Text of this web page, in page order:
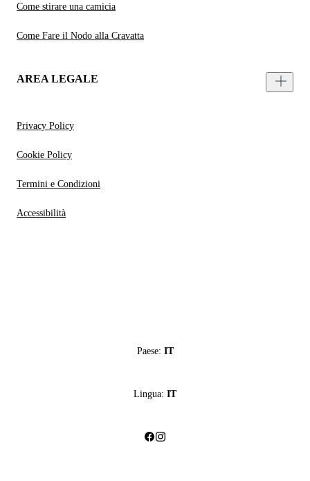
Come stirare una camicia
Come Fare il Nodo alla Cravatta
AREA LEGALE
Privacy Policy
Cookie Policy
Termini e Condizioni
Accessibilità
Paese: IT
Lingua: IT